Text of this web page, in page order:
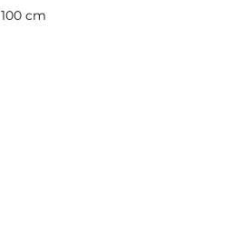
100 cm